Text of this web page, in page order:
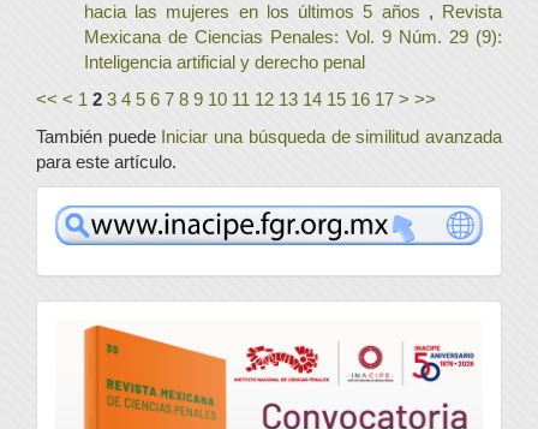
hacia las mujeres en los últimos 5 años , Revista
Mexicana de Ciencias Penales: Vol. 9 Núm. 29 (9):
Inteligencia artificial y derecho penal
<< < 1 2 3 4 5 6 7 8 9 10 11 12 13 14 15 16 17 > >>
También puede Iniciar una búsqueda de similitud avanzada
para este artículo.
www
convocatoria